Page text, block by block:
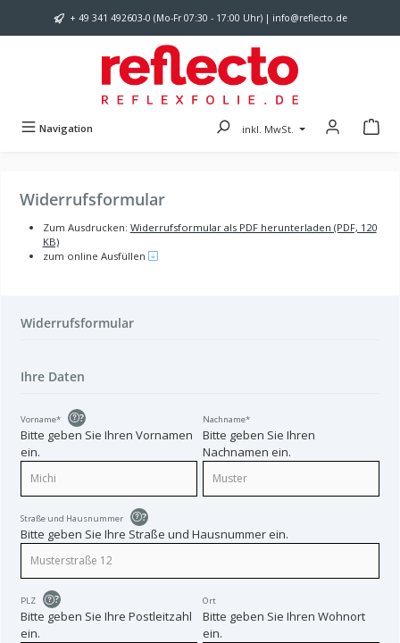
Zum Hauptinhalt springen
+ 49 341 492603-0 (Mo-Fr 07:30 - 17:00 Uhr) | info@reflecto.de
Navigation inkl. MwSt.
Widerrufsformular
Zum Ausdrucken: Widerrufsformular als PDF herunterladen (PDF, 120
KB)
zum online Ausfüllen
Widerrufsformular
Ihre Daten
Vorname* ?
Bitte geben Sie Ihren Vornamen
ein.
Nachname*
Bitte geben Sie Ihren
Nachnamen ein.
Straße und Hausnummer ?
Bitte geben Sie Ihre Straße und Hausnummer ein.
PLZ ?
Bitte geben Sie Ihre Postleitzahl
ein.
Ort
Bitte geben Sie Ihren Wohnort
ein.